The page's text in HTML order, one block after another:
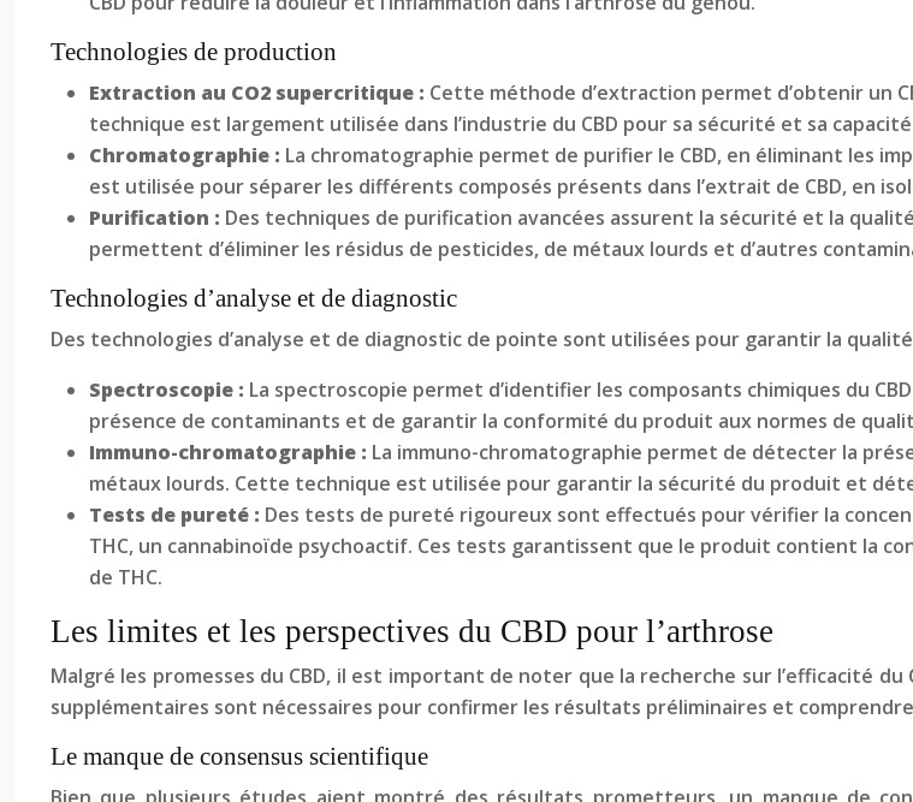
Technologies de production
Extraction au CO2 supercritique : Cette méthode d’extraction permet d’obtenir un
technique est largement utilisée dans l’industrie du CBD pour sa sécurité et sa
Chromatographie : La chromatographie permet de purifier le CBD, en éliminant les
est utilisée pour séparer les différents composés présents dans l’extrait de CBD, en
Purification : Des techniques de purification avancées assurent la sécurité et la
permettent d’éliminer les résidus de pesticides, de métaux lourds et d’autres
Technologies d’analyse et de diagnostic
Des technologies d’analyse et de diagnostic de pointe sont utilisées pour garantir la
Spectroscopie : La spectroscopie permet d’identifier les composants chimiques du
présence de contaminants et de garantir la conformité du produit aux normes de
Immuno-chromatographie : La immuno-chromatographie permet de détecter la
métaux lourds. Cette technique est utilisée pour garantir la sécurité du produit et
Tests de pureté : Des tests de pureté rigoureux sont effectués pour vérifier la
THC, un cannabinoïde psychoactif. Ces tests garantissent que le produit contient la
de THC.
Les limites et les perspectives du CBD pour l’arthrose
Malgré les promesses du CBD, il est important de noter que la recherche sur l’efficacité
supplémentaires sont nécessaires pour confirmer les résultats préliminaires et comprendre
Le manque de consensus scientifique